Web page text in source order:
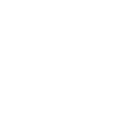
propriété, située au
joignable 7